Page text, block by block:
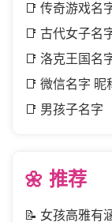
📑 传奇游戏名
📑 古代女子名
📑 洛克王国名
📑 微信名字 昵
📑 男孩子名字
🌼 推荐
📝 女孩高雅有